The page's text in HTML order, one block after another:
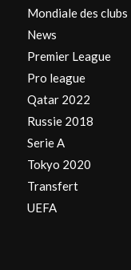
Mondiale des clubs
News
Premier League
Pro league
Qatar 2022
Russie 2018
Serie A
Tokyo 2020
Transfert
UEFA